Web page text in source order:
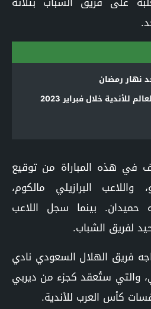
نهار رمضان
خلال فبراير 2023
في هذه المباراة من توقيع
واللاعب البرازيلي مالكوم،
حميدان. بينما سجل اللاعب
لفريق الشباب.
فريق الهلال السعودي نادي
والتي ستُعقد كجزء من ديربي
كأس العرب للأندية.